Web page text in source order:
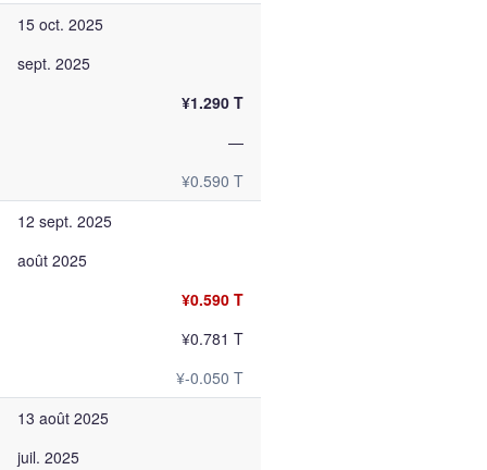
15 oct. 2025
sept. 2025
¥1.290 T
—
¥0.590 T
12 sept. 2025
août 2025
¥0.590 T
¥0.781 T
¥-0.050 T
13 août 2025
juil. 2025